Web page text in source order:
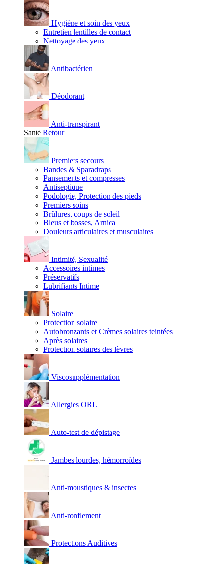
Hygiène et soin des yeux
Entretien lentilles de contact
Nettoyage des yeux
Antibactérien
Déodorant
Anti-transpirant
Santé Retour
Premiers secours
Bandes & Sparadraps
Pansements et compresses
Antiseptique
Podologie, Protection des pieds
Premiers soins
Brûlures, coups de soleil
Bleus et bosses, Arnica
Douleurs articulaires et musculaires
Intimité, Sexualité
Accessoires intimes
Préservatifs
Lubrifiants Intime
Solaire
Protection solaire
Autobronzants et Crèmes solaires teintées
Après solaires
Protection solaires des lèvres
Viscosupplémentation
Allergies ORL
Auto-test de dépistage
Jambes lourdes, hémorroïdes
Anti-moustiques & insectes
Anti-ronflement
Protections Auditives